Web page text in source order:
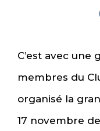
C’est avec une
membres du
organisé la
17 novembre